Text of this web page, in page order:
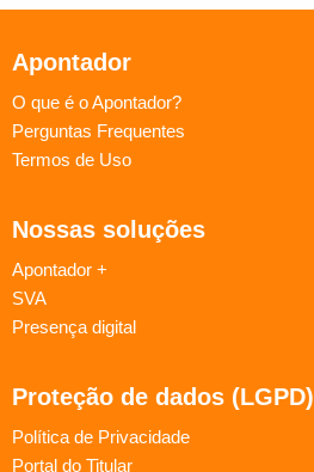
Apontador
O que é o Apontador?
Perguntas Frequentes
Termos de Uso
Nossas soluções
Apontador +
SVA
Presença digital
Proteção de dados (LGPD)
Política de Privacidade
Portal do Titular